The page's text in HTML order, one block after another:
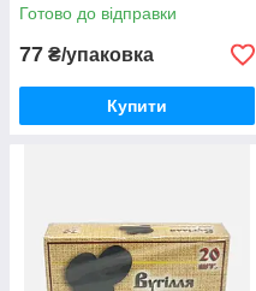
Готово до відправки
77 ₴/упаковка
Купити